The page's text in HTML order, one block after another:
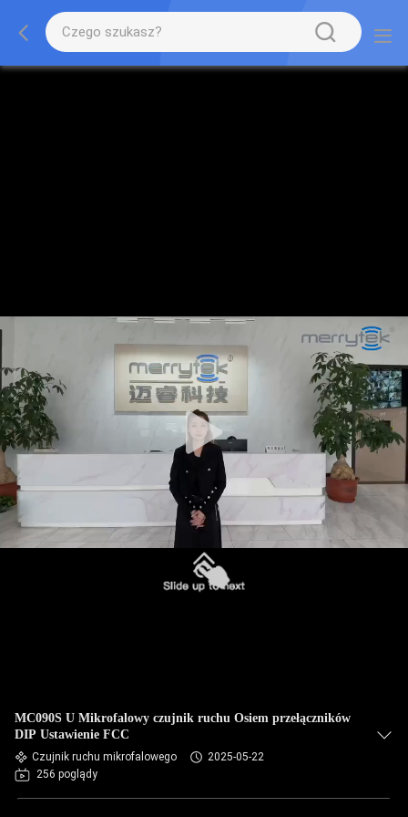
MC090S U Mikrofalowy czujnik ruchu Osiem przełączników
DIP Ustawienie FCC
Czujnik ruchu mikrofalowego
2025-05-22
256 poglądy